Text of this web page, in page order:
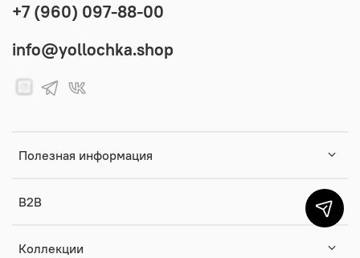
Полезная информация
B2B
Коллекции
+7 (960) 097-88-00
info@yollochka.shop